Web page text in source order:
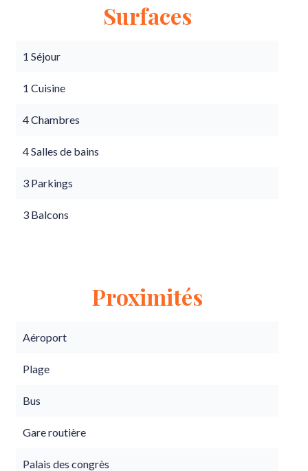
Surfaces
1 Séjour
1 Cuisine
4 Chambres
4 Salles de bains
3 Parkings
3 Balcons
Proximités
Aéroport
Plage
Bus
Gare routière
Palais des congrès